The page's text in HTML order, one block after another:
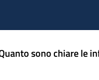
sono chiare le